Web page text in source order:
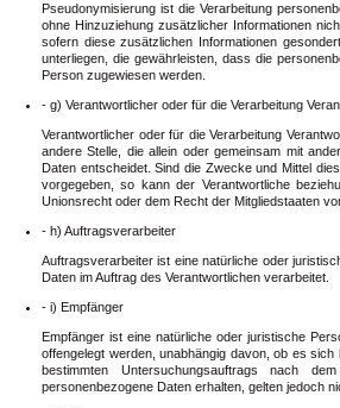
Pseudonymisierung ist die Verarbeitung
ohne Hinzuziehung zusätzlicher Informationen
sofern diese zusätzlichen Informationen
unterliegen, die gewährleisten, dass die
Person zugewiesen werden.
- g) Verantwortlicher oder für die Verarbeitung
Verantwortlicher oder für die Verarbeitung
andere Stelle, die allein oder gemeinsam mit
Daten entscheidet. Sind die Zwecke und Mittel
vorgegeben, so kann der Verantwortliche
Unionsrecht oder dem Recht der Mitgliedstaaten
- h) Auftragsverarbeiter
Auftragsverarbeiter ist eine natürliche oder
Daten im Auftrag des Verantwortlichen verarbeitet.
- i) Empfänger
Empfänger ist eine natürliche oder juristische
offengelegt werden, unabhängig davon, ob es
bestimmten Untersuchungsauftrags nach
personenbezogene Daten erhalten, gelten jedoch